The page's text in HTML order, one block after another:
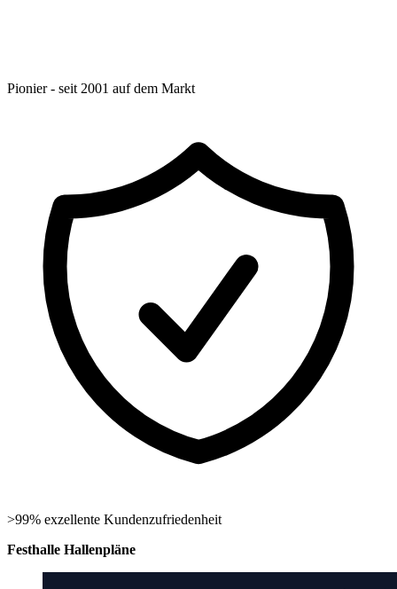
Pionier - seit 2001 auf dem Markt
>99% exzellente Kundenzufriedenheit
Festhalle Hallenpläne